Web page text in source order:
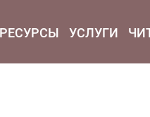
РЕСУРСЫ УСЛУГИ